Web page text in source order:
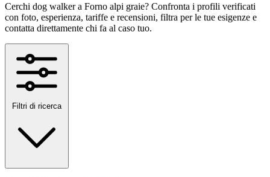
Cerchi dog walker a Forno alpi graie? Confronta i profili verificati
con foto, esperienza, tariffe e recensioni, filtra per le tue esigenze e
contatta direttamente chi fa al caso tuo.
Filtri di ricerca